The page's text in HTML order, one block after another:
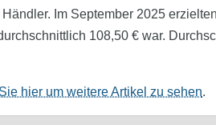
Im September 2025
108,50 € war.
hier um weitere Artikel zu sehen.